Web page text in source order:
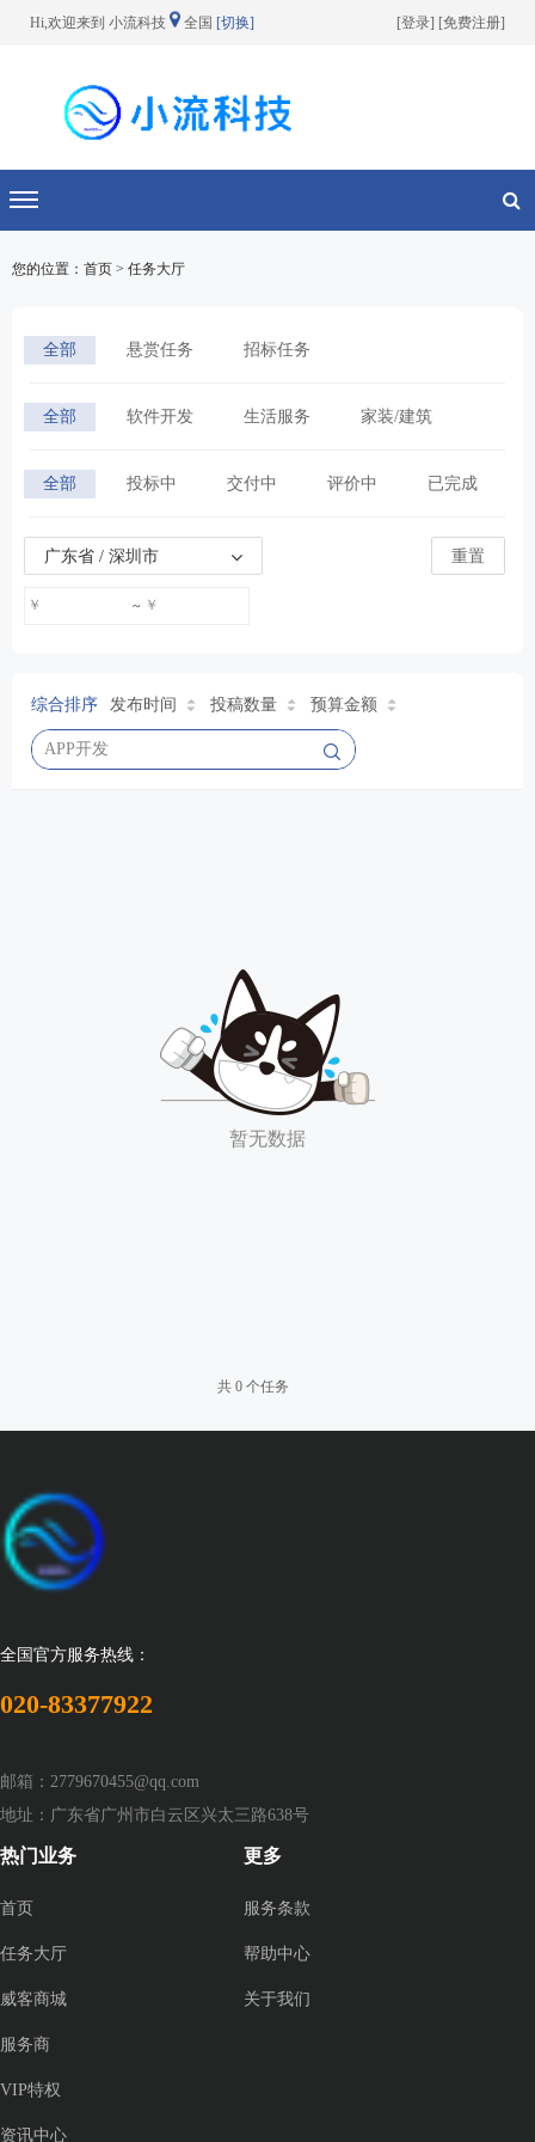
Hi,欢迎来到 小流科技 全国 [切换] [登录] [免费注册]
切换导航
您的位置：首页 > 任务大厅
全部 悬赏任务 招标任务
全部 软件开发 生活服务 家装/建筑
全部
投标中 交付中 评价中 已完成
广东省 / 深圳市
￥ ￥
~
重置
综合排序 发布时间 投稿数量 预算金额
暂无数据
共 0 个任务
全国官方服务热线：
020-83377922
邮箱：2779670455@qq.com
地址：广东省广州市白云区兴太三路638号
热门业务
首页
任务大厅
威客商城
服务商
VIP特权
资讯中心
更多
服务条款
帮助中心
关于我们